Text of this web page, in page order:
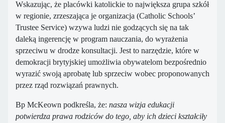
Wskazując, że placówki katolickie to największa grupa szkół
w regionie, zrzeszająca je organizacja (Catholic Schools’
Trustee Service) wzywa ludzi nie godzących się na tak
daleką ingerencję w program nauczania, do wyrażenia
sprzeciwu w drodze konsultacji. Jest to narzędzie, które w
demokracji brytyjskiej umożliwia obywatelom bezpośrednio
wyrazić swoją aprobatę lub sprzeciw wobec proponowanych
przez rząd rozwiązań prawnych.
Bp McKeown podkreśla, że: nasza wizja edukacji
potwierdza prawa rodziców do tego, aby ich dzieci kształciły